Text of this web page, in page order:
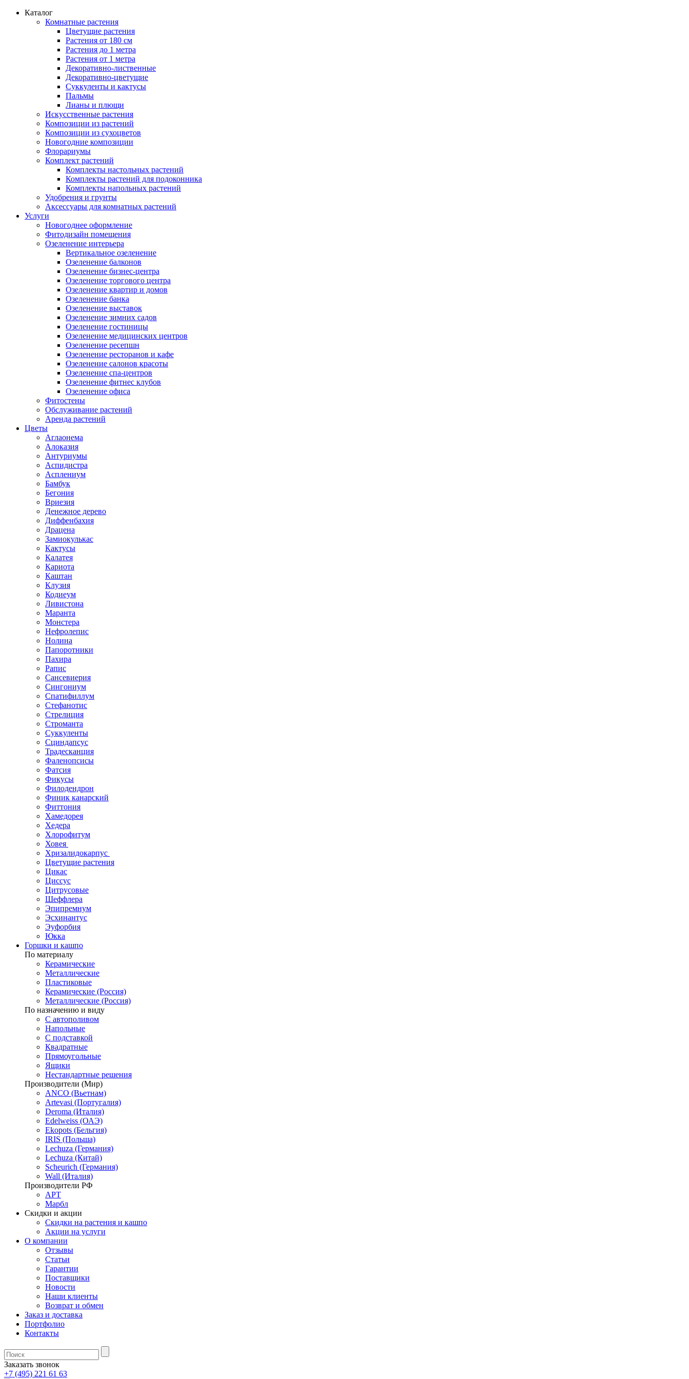
Каталог
Комнатные растения
Цветущие растения
Растения от 180 см
Растения до 1 метра
Растения от 1 метра
Декоративно-лиственные
Декоративно-цветущие
Суккуленты и кактусы
Пальмы
Лианы и плющи
Искусственные растения
Композиции из растений
Композиции из сухоцветов
Новогодние композиции
Флорариумы
Комплект растений
Комплекты настольных растений
Комплекты растений для подоконника
Комплекты напольных растений
Удобрения и грунты
Аксессуары для комнатных растений
Услуги
Новогоднее оформление
Фитодизайн помещения
Озеленение интерьера
Вертикальное озеленение
Озеленение балконов
Озеленение бизнес-центра
Озеленение торгового центра
Озеленение квартир и домов
Озеленение банка
Озеленение выставок
Озеленение зимних садов
Озеленение гостиницы
Озеленение медицинских центров
Озеленение ресепшн
Озеленение ресторанов и кафе
Озеленение салонов красоты
Озеленение спа-центров
Озеленение фитнес клубов
Озеленение офиса
Фитостены
Обслуживание растений
Аренда растений
Цветы
Аглаонема
Алоказия
Антуриумы
Аспидистра
Асплениум
Бамбук
Бегония
Вриезия
Денежное дерево
Диффенбахия
Драцена
Замиокулькас
Кактусы
Калатея
Кариота
Каштан
Клузия
Кодиеум
Ливистона
Маранта
Монстера
Нефролепис
Нолина
Папоротники
Пахира
Рапис
Сансевиерия
Сингониум
Спатифиллум
Стефанотис
Стрелиция
Строманта
Суккуленты
Сциндапсус
Традесканция
Фаленопсисы
Фатсия
Фикусы
Филодендрон
Финик канарский
Фиттония
Хамедорея
Хедера
Хлорофитум
Ховея
Хризалидокарпус
Цветущие растения
Цикас
Циссус
Цитрусовые
Шеффлера
Эпипремнум
Эсхинантус
Эуфорбия
Юкка
Горшки и кашпо
По материалу
Керамические
Металлические
Пластиковые
Керамические (Россия)
Металлические (Россия)
По назначению и виду
С автополивом
Напольные
С подставкой
Квадратные
Прямоугольные
Ящики
Нестандартные решения
Производители (Мир)
ANCO (Вьетнам)
Artevasi (Португалия)
Deroma (Италия)
Edelweiss (ОАЭ)
Ekopots (Бельгия)
IRIS (Польша)
Lechuza (Германия)
Lechuza (Китай)
Scheurich (Германия)
Wall (Италия)
Производители РФ
АРТ
Марбл
Скидки и акции
Скидки на растения и кашпо
Акции на услуги
О компании
Отзывы
Статьи
Гарантии
Поставщики
Новости
Наши клиенты
Возврат и обмен
Заказ и доставка
Портфолио
Контакты
Заказать звонок
+7 (495) 221 61 63